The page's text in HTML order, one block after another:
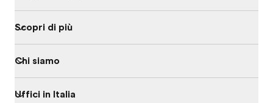
Scopri di più
Chi siamo
Uffici in Italia